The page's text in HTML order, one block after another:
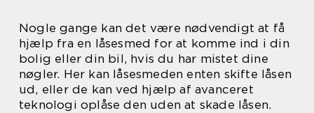
Nogle gange kan det være nødvendigt at få
hjælp fra en låsesmed for at komme ind i din
bolig eller din bil, hvis du har mistet dine
nøgler. Her kan låsesmeden enten skifte låsen
ud, eller de kan ved hjælp af avanceret
teknologi oplåse den uden at skade låsen.